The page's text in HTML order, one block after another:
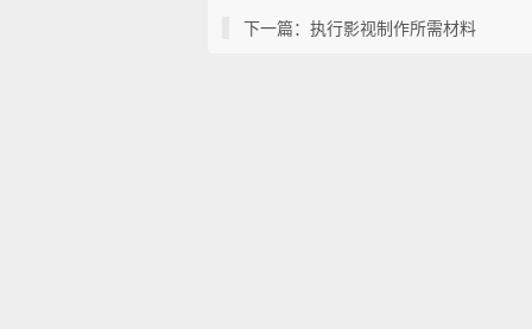
下一篇：执行影视制作所需材料